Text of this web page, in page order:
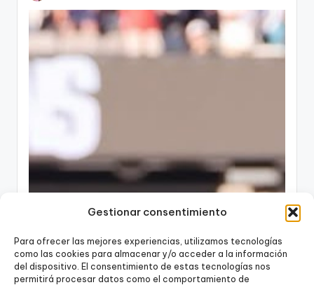
Gestionar consentimiento
Para ofrecer las mejores experiencias, utilizamos tecnologías
como las cookies para almacenar y/o acceder a la información
del dispositivo. El consentimiento de estas tecnologías nos
permitirá procesar datos como el comportamiento de